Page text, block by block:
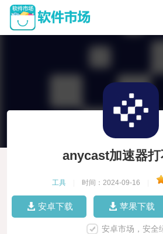
anycast加速器打
工具 时间：2024-09-16
安卓下载 苹果下载
安卓市场，安全